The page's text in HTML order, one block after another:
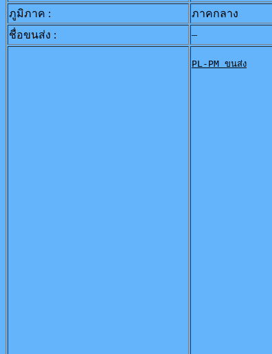
ภูมิภาค :
ภาคกลาง
ชื่อขนส่ง :
–
PL-PM ขนส่ง